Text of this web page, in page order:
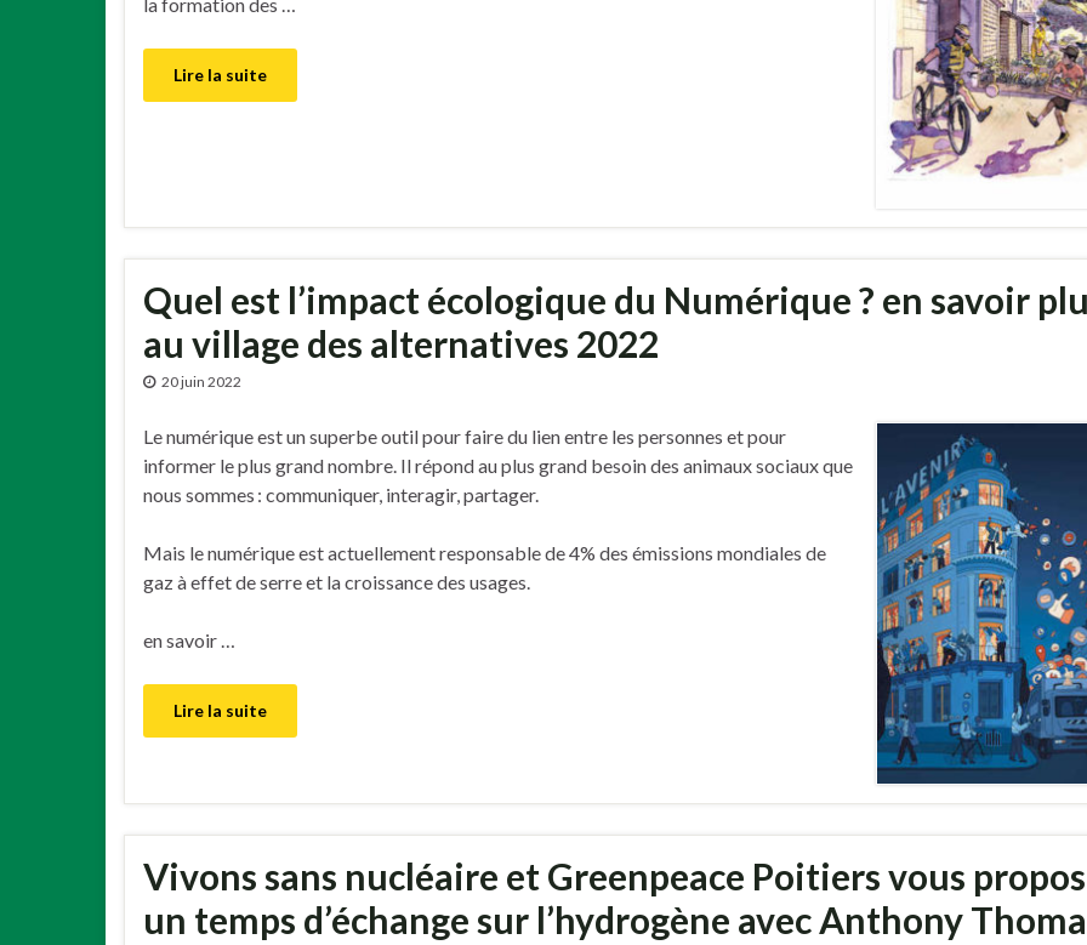
la formation des …
Lire la suite
Quel est l’impact écologique du Numérique ? en savoir
au village des alternatives 2022
20 juin 2022
Le numérique est un superbe outil pour faire du lien entre les personnes et pour
informer le plus grand nombre. Il répond au plus grand besoin des animaux sociaux que
nous sommes : communiquer, interagir, partager.
Mais le numérique est actuellement responsable de 4% des émissions mondiales de
gaz à effet de serre et la croissance des usages.
en savoir …
Lire la suite
Vivons sans nucléaire et Greenpeace Poitiers vous
un temps d’échange sur l’hydrogène avec Anthony